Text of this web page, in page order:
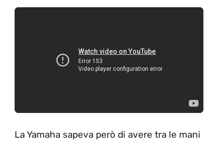
La Yamaha sapeva però di avere tra le mani